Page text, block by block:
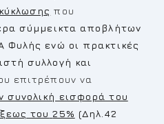
που
σύμμεικτα αποβλήτων
Φυλής ενώ οι πρακτικές
συλλογή και
επιτρέπουν να
συνολική εισφορά του
του 25% (Δηλ.42